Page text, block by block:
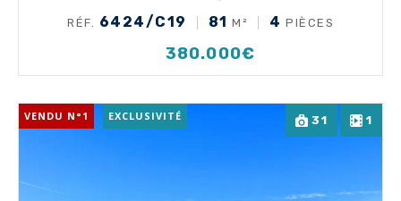
RÉF. 6424/C19 81 M² 4 PIÈCES
380.000€
31 1
VENDU N°1 EXCLUSIVITÉ